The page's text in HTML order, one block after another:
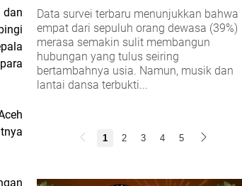
dan
Data survei terbaru menunjukkan bahwa
empat dari sepuluh orang dewasa (39%)
merasa semakin sulit membangun
hubungan yang tulus seiring
bertambahnya usia. Namun, musik dan
lantai dansa terbukti...
1 2 3 4 5